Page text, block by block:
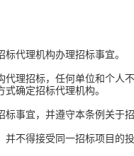
代理机构办理招标事宜。
招标，任何单位和个人
式确定招标代理机构。
宜，并遵守本条例关于招
不得接受同一招标项目的